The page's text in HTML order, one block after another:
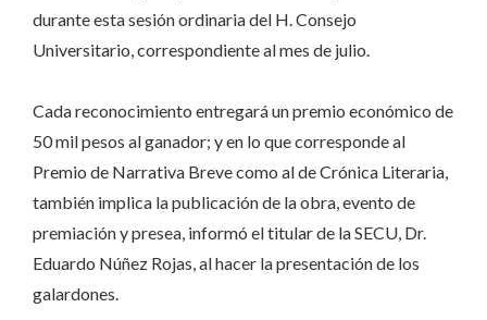
durante esta sesión ordinaria del H. Consejo
Universitario, correspondiente al mes de julio.
Cada reconocimiento entregará un premio económico de
50 mil pesos al ganador; y en lo que corresponde al
Premio de Narrativa Breve como al de Crónica Literaria,
también implica la publicación de la obra, evento de
premiación y presea, informó el titular de la SECU, Dr.
Eduardo Núñez Rojas, al hacer la presentación de los
galardones.